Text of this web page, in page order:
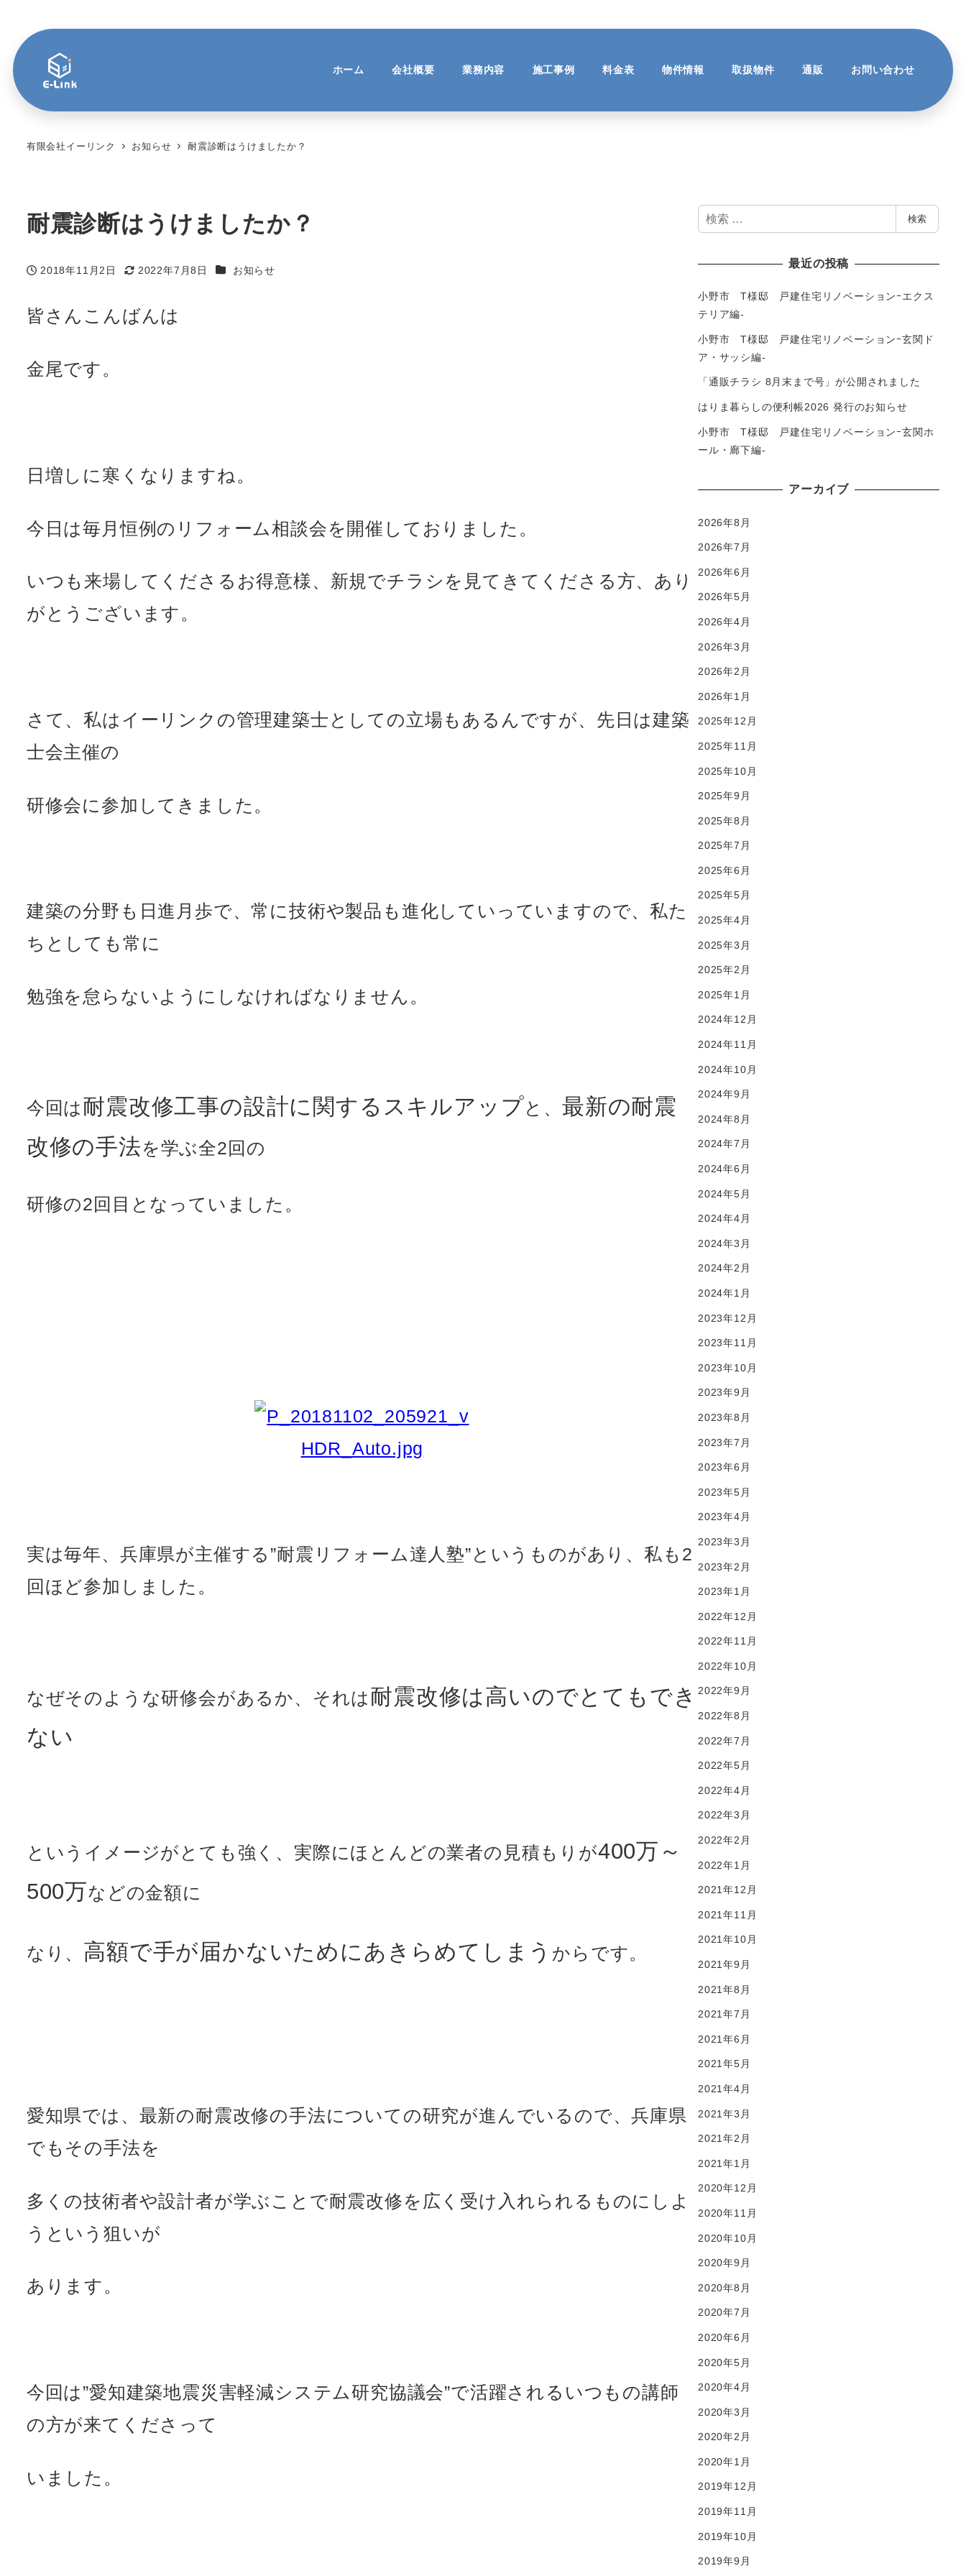
ホーム 会社概要 業務内容 施工事例 料金表 物件情報 取扱物件 通販 お問い合わせ
有限会社イーリンク お知らせ 耐震診断はうけましたか？
耐震診断はうけましたか？
投稿日
2018年11月2日
更新日
2022年7月8日 カテゴリー
お知らせ
皆さんこんばんは
金尾です。
日増しに寒くなりますね。
今日は毎月恒例のリフォーム相談会を開催しておりました。
いつも来場してくださるお得意様、新規でチラシを見てきてくださる方、あり
がとうございます。
さて、私はイーリンクの管理建築士としての立場もあるんですが、先日は建築
士会主催の
研修会に参加してきました。
建築の分野も日進月歩で、常に技術や製品も進化していっていますので、私た
ちとしても常に
勉強を怠らないようにしなければなりません。
今回は耐震改修工事の設計に関するスキルアップと、最新の耐震
改修の手法を学ぶ全2回の
研修の2回目となっていました。
実は毎年、兵庫県が主催する”耐震リフォーム達人塾”というものがあり、私も2
回ほど参加しました。
なぜそのような研修会があるか、それは耐震改修は高いのでとてもでき
ない
というイメージがとても強く、実際にほとんどの業者の見積もりが400万～
500万などの金額に
なり、 高額で手が届かないためにあきらめてしまう からです。
愛知県では、最新の耐震改修の手法についての研究が進んでいるので、兵庫県
でもその手法を
多くの技術者や設計者が学ぶことで耐震改修を広く受け入れられるものにしよ
うという狙いが
あります。
今回は”愛知建築地震災害軽減システム研究協議会”で活躍されるいつもの講師
の方が来てくださって
いました。
検
索
検索
最近の投稿
小野市 T様邸 戸建住宅リノベーションｰエクス
テリア編-
小野市 T様邸 戸建住宅リノベーションｰ玄関ド
ア・サッシ編-
「通販チラシ 8月末まで号」が公開されました
はりま暮らしの便利帳2026 発行のお知らせ
小野市 T様邸 戸建住宅リノベーションｰ玄関ホ
ール・廊下編-
アーカイブ
2026年8月
2026年7月
2026年6月
2026年5月
2026年4月
2026年3月
2026年2月
2026年1月
2025年12月
2025年11月
2025年10月
2025年9月
2025年8月
2025年7月
2025年6月
2025年5月
2025年4月
2025年3月
2025年2月
2025年1月
2024年12月
2024年11月
2024年10月
2024年9月
2024年8月
2024年7月
2024年6月
2024年5月
2024年4月
2024年3月
2024年2月
2024年1月
2023年12月
2023年11月
2023年10月
2023年9月
2023年8月
2023年7月
2023年6月
2023年5月
2023年4月
2023年3月
2023年2月
2023年1月
2022年12月
2022年11月
2022年10月
2022年9月
2022年8月
2022年7月
2022年5月
2022年4月
2022年3月
2022年2月
2022年1月
2021年12月
2021年11月
2021年10月
2021年9月
2021年8月
2021年7月
2021年6月
2021年5月
2021年4月
2021年3月
2021年2月
2021年1月
2020年12月
2020年11月
2020年10月
2020年9月
2020年8月
2020年7月
2020年6月
2020年5月
2020年4月
2020年3月
2020年2月
2020年1月
2019年12月
2019年11月
2019年10月
2019年9月